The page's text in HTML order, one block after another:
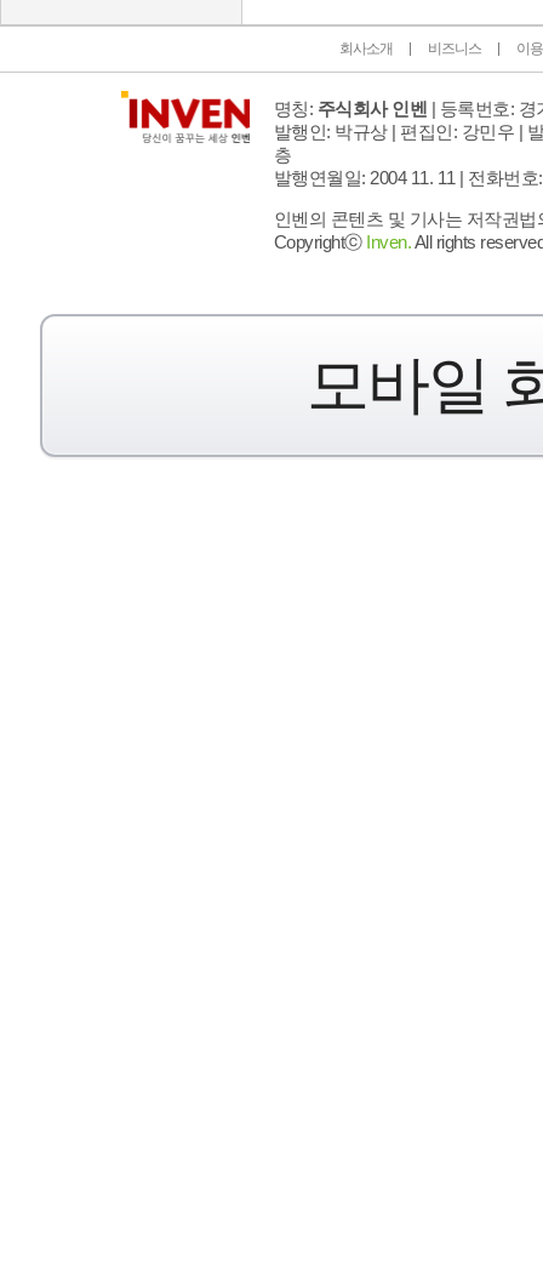
회사소개 비즈니스 이
명칭: 주식회사 인벤 | 등록번호: 경
발행인: 박규상 | 편집인: 강민우 |
층
발행연월일: 2004 11. 11 | 전화번호
인벤의 콘텐츠 및 기사는 저작권
Copyrightⓒ Inven.All rights
모바일